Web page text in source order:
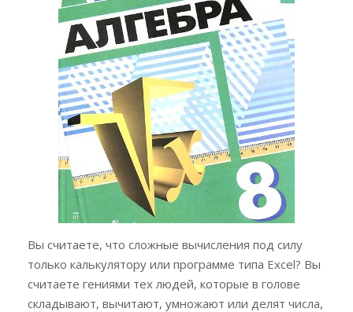
Вы считаете, что сложные вычисления под силу
только калькулятору или программе типа Excel? Вы
считаете гениями тех людей, которые в голове
складывают, вычитают, умножают или делят числа,